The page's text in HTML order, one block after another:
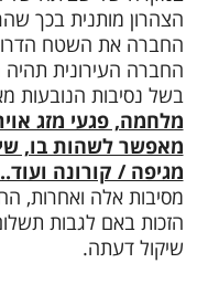
הצהרון מותנית בכך
החברה את השטח
החברה העירונית
בשל נסיבות הנובעות
מלחמה, פגעי מזג
מאפשר לשהות בו,
מגיפה / קורונה
מסיבות אלה ואחרות,
הזכות באם לגבות
שיקול דעתה.